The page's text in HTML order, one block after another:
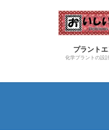
プラント
化学プラントの設